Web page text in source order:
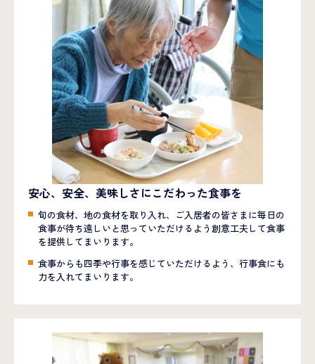
安心、安全、美味しさにこだわった食事を
旬の食材、地の食材を取り入れ、ご入居者の皆さまに毎日の
食事が待ち遠しいと思っていただけるよう創意工夫して食事
を提供してまいります。
食事からも四季や行事を感じていただけるよう、行事食にも
力を入れてまいります。